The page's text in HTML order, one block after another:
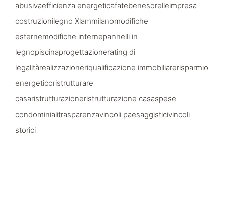
abusivaefficienza energeticafatebenesorelleimpresa
costruzionilegno Xlammilanomodifiche
esternemodifiche internepannelli in
legnopiscinaprogettazionerating di
legalitàrealizzazioneriqualificazione immobiliarerisparmio
energeticoristrutturare
casaristrutturazioneristrutturazione casaspese
condominialitrasparenzavincoli paesaggisticivincoli
storici